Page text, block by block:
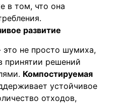
в том, что она
развитие
это не просто шумиха,
принятии решений
Компостируемая
устойчивое
отходов,